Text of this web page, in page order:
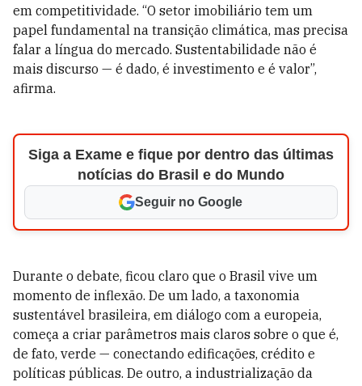
em competitividade. “O setor imobiliário tem um
papel fundamental na transição climática, mas precisa
falar a língua do mercado. Sustentabilidade não é
mais discurso — é dado, é investimento e é valor”,
afirma.
Siga a Exame e fique por dentro das últimas
notícias do Brasil e do Mundo
Seguir no Google
Durante o debate, ficou claro que o Brasil vive um
momento de inflexão. De um lado, a taxonomia
sustentável brasileira, em diálogo com a europeia,
começa a criar parâmetros mais claros sobre o que é,
de fato, verde — conectando edificações, crédito e
políticas públicas. De outro, a industrialização da